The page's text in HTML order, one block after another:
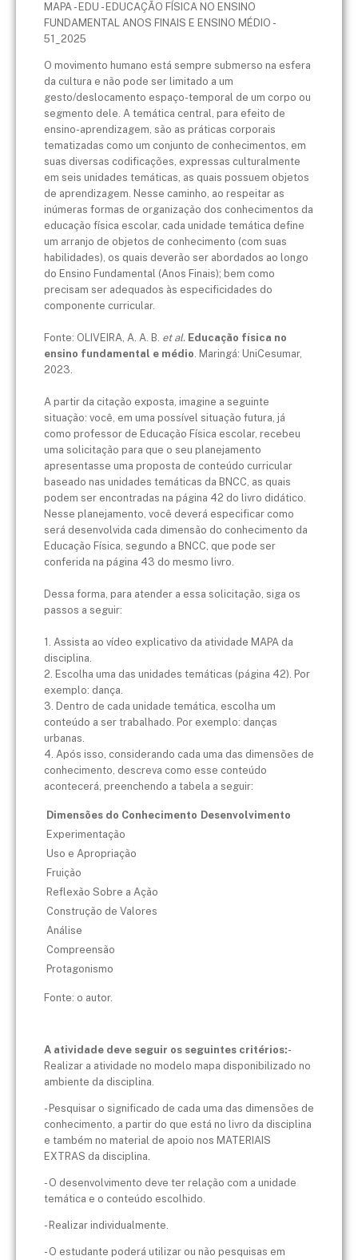
MAPA - EDU - EDUCAÇÃO FÍSICA NO ENSINO
FUNDAMENTAL ANOS FINAIS E ENSINO MÉDIO -
51_2025
O movimento humano está sempre submerso na esfera
da cultura e não pode ser limitado a um
gesto/deslocamento espaço-temporal de um corpo ou
segmento dele. A temática central, para efeito de
ensino-aprendizagem, são as práticas corporais
tematizadas como um conjunto de conhecimentos, em
suas diversas codificações, expressas culturalmente
em seis unidades temáticas, as quais possuem objetos
de aprendizagem. Nesse caminho, ao respeitar as
inúmeras formas de organização dos conhecimentos da
educação física escolar, cada unidade temática define
um arranjo de objetos de conhecimento (com suas
habilidades), os quais deverão ser abordados ao longo
do Ensino Fundamental (Anos Finais); bem como
precisam ser adequados às especificidades do
componente curricular.
Fonte: OLIVEIRA, A. A. B. et al. Educação física no
ensino fundamental e médio. Maringá: UniCesumar,
2023.
A partir da citação exposta, imagine a seguinte
situação: você, em uma possível situação futura, já
como professor de Educação Física escolar, recebeu
uma solicitação para que o seu planejamento
apresentasse uma proposta de conteúdo curricular
baseado nas unidades temáticas da BNCC, as quais
podem ser encontradas na página 42 do livro didático.
Nesse planejamento, você deverá especificar como
será desenvolvida cada dimensão do conhecimento da
Educação Física, segundo a BNCC, que pode ser
conferida na página 43 do mesmo livro.
Dessa forma, para atender a essa solicitação, siga os
passos a seguir:
1. Assista ao vídeo explicativo da atividade MAPA da
disciplina.
2. Escolha uma das unidades temáticas (página 42). Por
exemplo: dança.
3. Dentro de cada unidade temática, escolha um
conteúdo a ser trabalhado. Por exemplo: danças
urbanas.
4. Após isso, considerando cada uma das dimensões de
conhecimento, descreva como esse conteúdo
acontecerá, preenchendo a tabela a seguir:
Dimensões do Conhecimento Desenvolvimento
Experimentação
Uso e Apropriação
Fruição
Reflexão Sobre a Ação
Construção de Valores
Análise
Compreensão
Protagonismo
Fonte: o autor.
A atividade deve seguir os seguintes critérios:-
Realizar a atividade no modelo mapa disponibilizado no
ambiente da disciplina.
- Pesquisar o significado de cada uma das dimensões de
conhecimento, a partir do que está no livro da disciplina
e também no material de apoio nos MATERIAIS
EXTRAS da disciplina.
- O desenvolvimento deve ter relação com a unidade
temática e o conteúdo escolhido.
- Realizar individualmente.
- O estudante poderá utilizar ou não pesquisas em